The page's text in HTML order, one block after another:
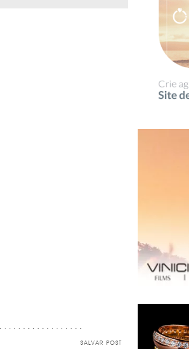
SALVAR POST